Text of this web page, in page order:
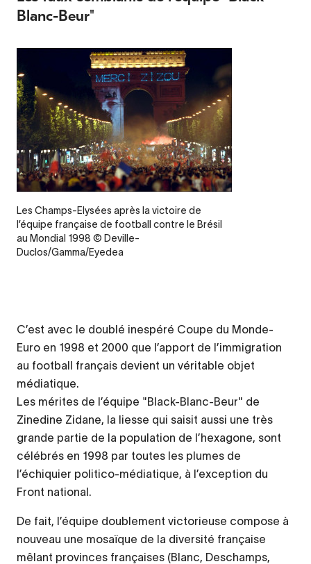
Blanc-Beur"
Legende
Les Champs-Elysées après la victoire de
l’équipe française de football contre le Brésil
au Mondial 1998 © Deville-
Duclos/Gamma/Eyedea
C’est avec le doublé inespéré Coupe du Monde-
Euro en 1998 et 2000 que l’apport de l’immigration
au football français devient un véritable objet
médiatique.
Les mérites de l’équipe "Black-Blanc-Beur" de
Zinedine Zidane, la liesse qui saisit aussi une très
grande partie de la population de l’hexagone, sont
célébrés en 1998 par toutes les plumes de
l’échiquier politico-médiatique, à l’exception du
Front national.
De fait, l’équipe doublement victorieuse compose à
nouveau une mosaïque de la diversité française
mêlant provinces françaises (Blanc, Deschamps,